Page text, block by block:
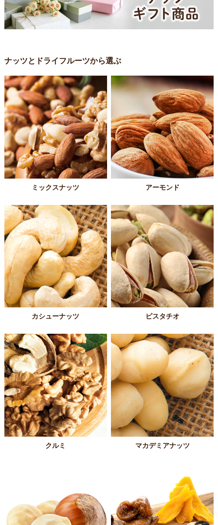
ナッツとドライフルーツから選ぶ
ミックスナッツ アーモンド
カシューナッツ ピスタチオ
クルミ マカデミアナッツ